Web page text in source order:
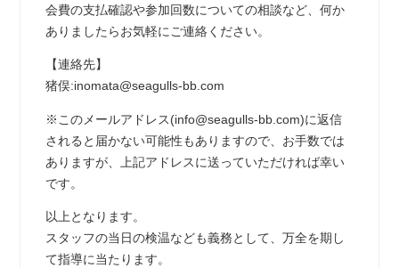
会費の支払確認や参加回数についての相談など、何か
ありましたらお気軽にご連絡ください。
【連絡先】
猪俣:inomata@seagulls-bb.com
※このメールアドレス(info@seagulls-bb.com)に返信
されると届かない可能性もありますので、お手数では
ありますが、上記アドレスに送っていただければ幸い
です。
以上となります。
スタッフの当日の検温なども義務として、万全を期し
て指導に当たります。